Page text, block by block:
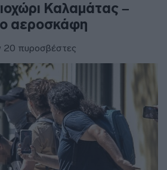
Καλαμάτας –
αεροσκάφη
20 πυροσβέστες